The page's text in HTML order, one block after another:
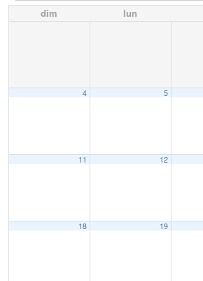
dim lun
4 5
11 12
18 19